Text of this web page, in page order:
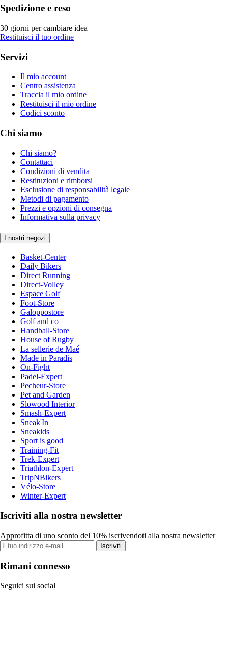
Spedizione e reso
30 giorni per cambiare idea
Restituisci il tuo ordine
Servizi
Il mio account
Centro assistenza
Traccia il mio ordine
Restituisci il mio ordine
Codici sconto
Chi siamo
Chi siamo?
Contattaci
Condizioni di vendita
Restituzioni e rimborsi
Esclusione di responsabilità legale
Metodi di pagamento
Prezzi e opzioni di consegna
Informativa sulla privacy
I nostri negozi
Basket-Center
Daily Bikers
Direct Running
Direct-Volley
Espace Golf
Foot-Store
Galoppostore
Golf and co
Handball-Store
House of Rugby
La sellerie de Maé
Made in Paradis
On-Fight
Padel-Expert
Pecheur-Store
Pet and Garden
Slowood Interior
Smash-Expert
Sneak'In
Sneakids
Sport is good
Training-Fit
Trek-Expert
Triathlon-Expert
TripNBikers
Vélo-Store
Winter-Expert
Iscriviti alla nostra newsletter
Approfitta di uno sconto del 10% iscrivendoti alla nostra newsletter
Iscriviti
Rimani connesso
Seguici sui social